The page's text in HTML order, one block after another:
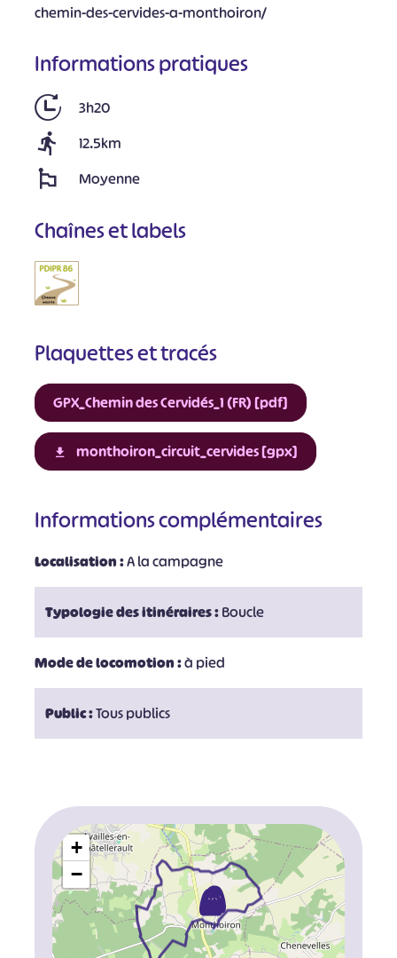
chemin-des-cervides-a-monthoiron/
Informations pratiques
3h20
12.5km
Moyenne
Chaînes et labels
Plaquettes et tracés
GPX_Chemin des Cervidés_1 (FR) [pdf]
monthoiron_circuit_cervides [gpx]
Informations complémentaires
Localisation :A la campagne
Typologie des itinéraires :Boucle
Mode de locomotion :à pied
Public :Tous publics
+
−